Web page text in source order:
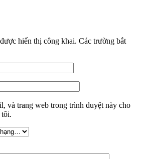
hiển thị công khai. Các trường bắt
và trang web trong trình duyệt này cho
tôi.